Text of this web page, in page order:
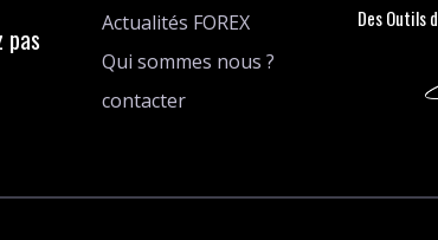
pas
Actualités FOREX
Qui sommes nous ?
contacter
Des Outils